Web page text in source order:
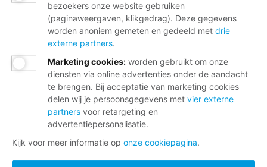
bezoekers onze website gebruiken
(paginaweergaven, klikgedrag). Deze gegevens
worden anoniem gemeten en gedeeld met drie
externe partners.
Marketing cookies: worden gebruikt om onze
diensten via online advertenties onder de aandacht
te brengen. Bij acceptatie van marketing cookies
delen wij je persoonsgegevens met vier externe
partners voor retargeting en
advertentiepersonalisatie.
Kijk voor meer informatie op onze cookiepagina.